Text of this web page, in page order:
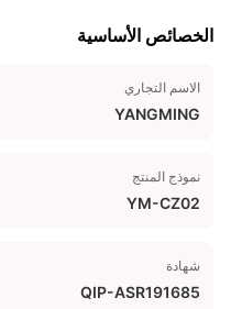
الخصائص الأساسية
الاسم التجاري
YANGMING
نموذج المنتج
YM-CZ02
شهادة
QIP-ASR191685